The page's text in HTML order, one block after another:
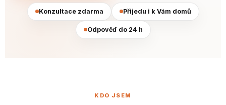
Konzultace zdarma Přijedu i k Vám domů
Odpověď do 24 h
KDO JSEM